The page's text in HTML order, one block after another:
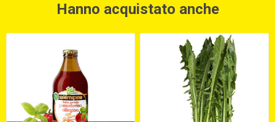
Hanno acquistato anche